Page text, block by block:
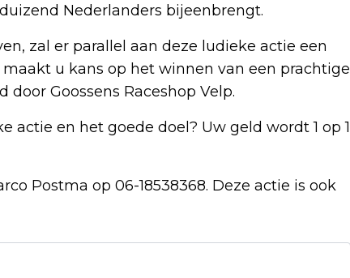
Nederlanders bijeenbrengt.
zal er parallel aan deze ludieke actie een
u kans op het winnen van een prachtige
Goossens Raceshop Velp.
actie en het goede doel? Uw geld wordt 1 op 1
Postma op 06-18538368. Deze actie is ook